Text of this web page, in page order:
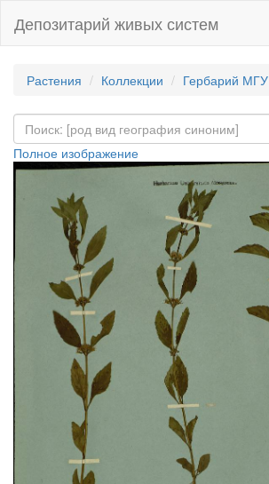
Депозитарий живых систем
Растения Коллекции Гербарий МГУ
Полное изображение